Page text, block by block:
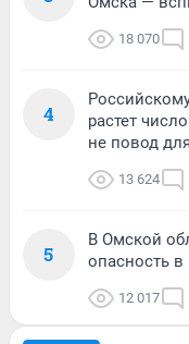
18 070
4
растет
не повод
13 624
5
В Омской
опасность в
12 017